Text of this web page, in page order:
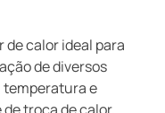
de calor ideal para
de diversos
e